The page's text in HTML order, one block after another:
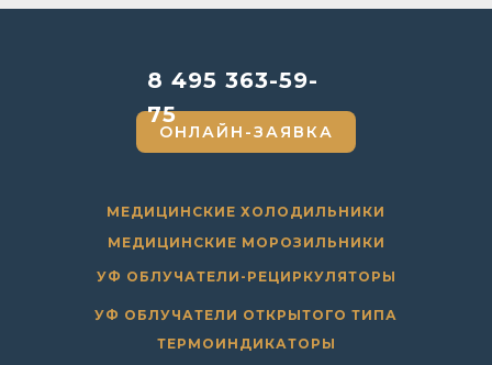
ОНЛАЙН-ЗАЯВКА
8 495 363-59-
75
МЕДИЦИНСКИЕ ХОЛОДИЛЬНИКИ
УФ ОБЛУЧАТЕЛИ-РЕЦИРКУЛЯТОРЫ
ТЕРМОИНДИКАТОРЫ
УФ ОБЛУЧАТЕЛИ ОТКРЫТОГО ТИПА
МЕДИЦИНСКИЕ МОРОЗИЛЬНИКИ